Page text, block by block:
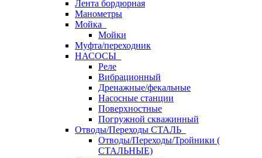
Лента бордюрная
Манометры
Мойка
Мойки
Муфта/переходник
НАСОСЫ
Реле
Вибрационный
Дренажные/фекальные
Насосные станции
Поверхностные
Погружной скважинный
Отводы/Переходы СТАЛЬ
Отводы/Переходы/Тройники (
СТАЛЬНЫЕ)